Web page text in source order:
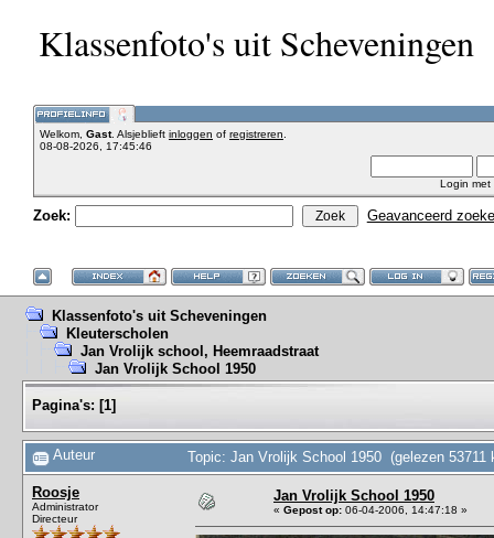
Klassenfoto's uit Scheveningen
Welkom, Gast. Alsjeblieft inloggen of registreren
08-08-2026, 17:45:46
Login met
Zoek: Geavanceerd
Klassenfoto's uit Scheveningen
Kleuterscholen
Jan Vrolijk school, Heemraadstraat
Jan Vrolijk School 1950
Pagina's: [1]
Auteur Topic: Jan Vrolijk School 1950 (gelezen 53711
Roosje
Administrator
Directeur
Jan Vrolijk School 1950
« Gepost op: 06-04-2006, 14:47:18 »